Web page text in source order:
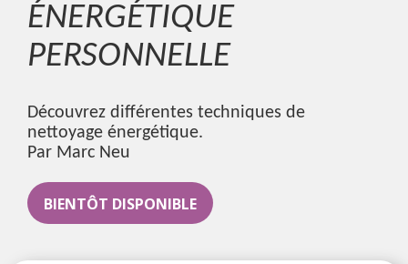
ÉNERGÉTIQUE
PERSONNELLE
Découvrez différentes techniques de
nettoyage énergétique.
Par Marc Neu
BIENTÔT DISPONIBLE